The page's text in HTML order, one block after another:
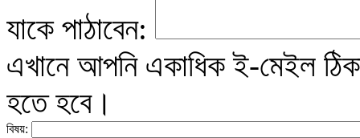
যাকে পাঠাবেন:
এখানে আপনি একাধিক ই-মেইল
হতে হবে।
বিষয়: